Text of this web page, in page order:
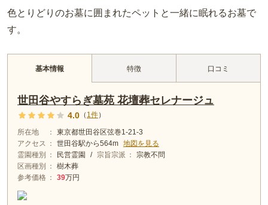
色とりどりのお墓に囲まれたペットと一緒に眠れるお墓で
す。
基本情報 特徴 口コミ
世田谷やすらぎ墓苑 花壇葬セレナージュ
4.0 （ 1件）
所在地
東京都世田谷区弦巻1-21-3
アクセス
世田谷駅から564m 地図を見る
霊園種別
民営霊園 / 宗旨宗派
宗教不問
区画種別
樹木葬
参考価格
39万円